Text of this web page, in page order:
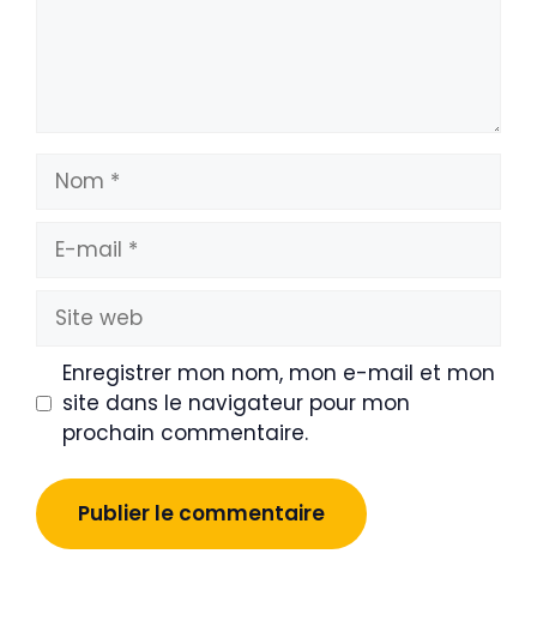
Nom
mail
Site
web
Enregistrer mon nom, mon e-mail et mon
site dans le navigateur pour mon
prochain commentaire.